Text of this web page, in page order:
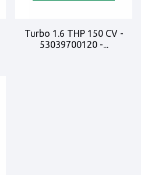
Turbo 1.6 THP 150 CV -
53039700120 -...